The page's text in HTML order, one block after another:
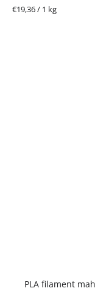
Jednotková
€19,36 / 1 kg
PLA filament